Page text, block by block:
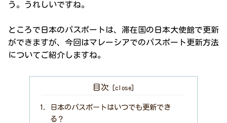
う。うれしいですね。
ところで日本のパスポートは、滞在国の日本大使館で更新
ができますが、今回はマレーシアでのパスポート更新方法
についてご紹介しますね。
目次
日本のパスポートはいつでも更新でき
る？